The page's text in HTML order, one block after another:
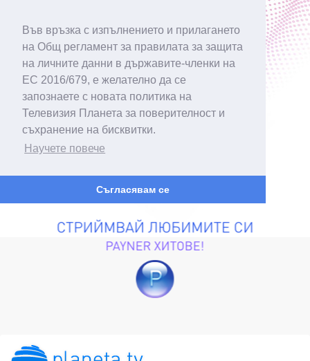
Във връзка с изпълнението и прилагането
на Общ регламент за правилата за защита
на личните данни в държавите-членки на
ЕС 2016/679, е желателно да се
запознаете с новата политика на
Телевизия Планета за поверителност и
съхранение на бисквитки.
Научете повече
Съгласявам се